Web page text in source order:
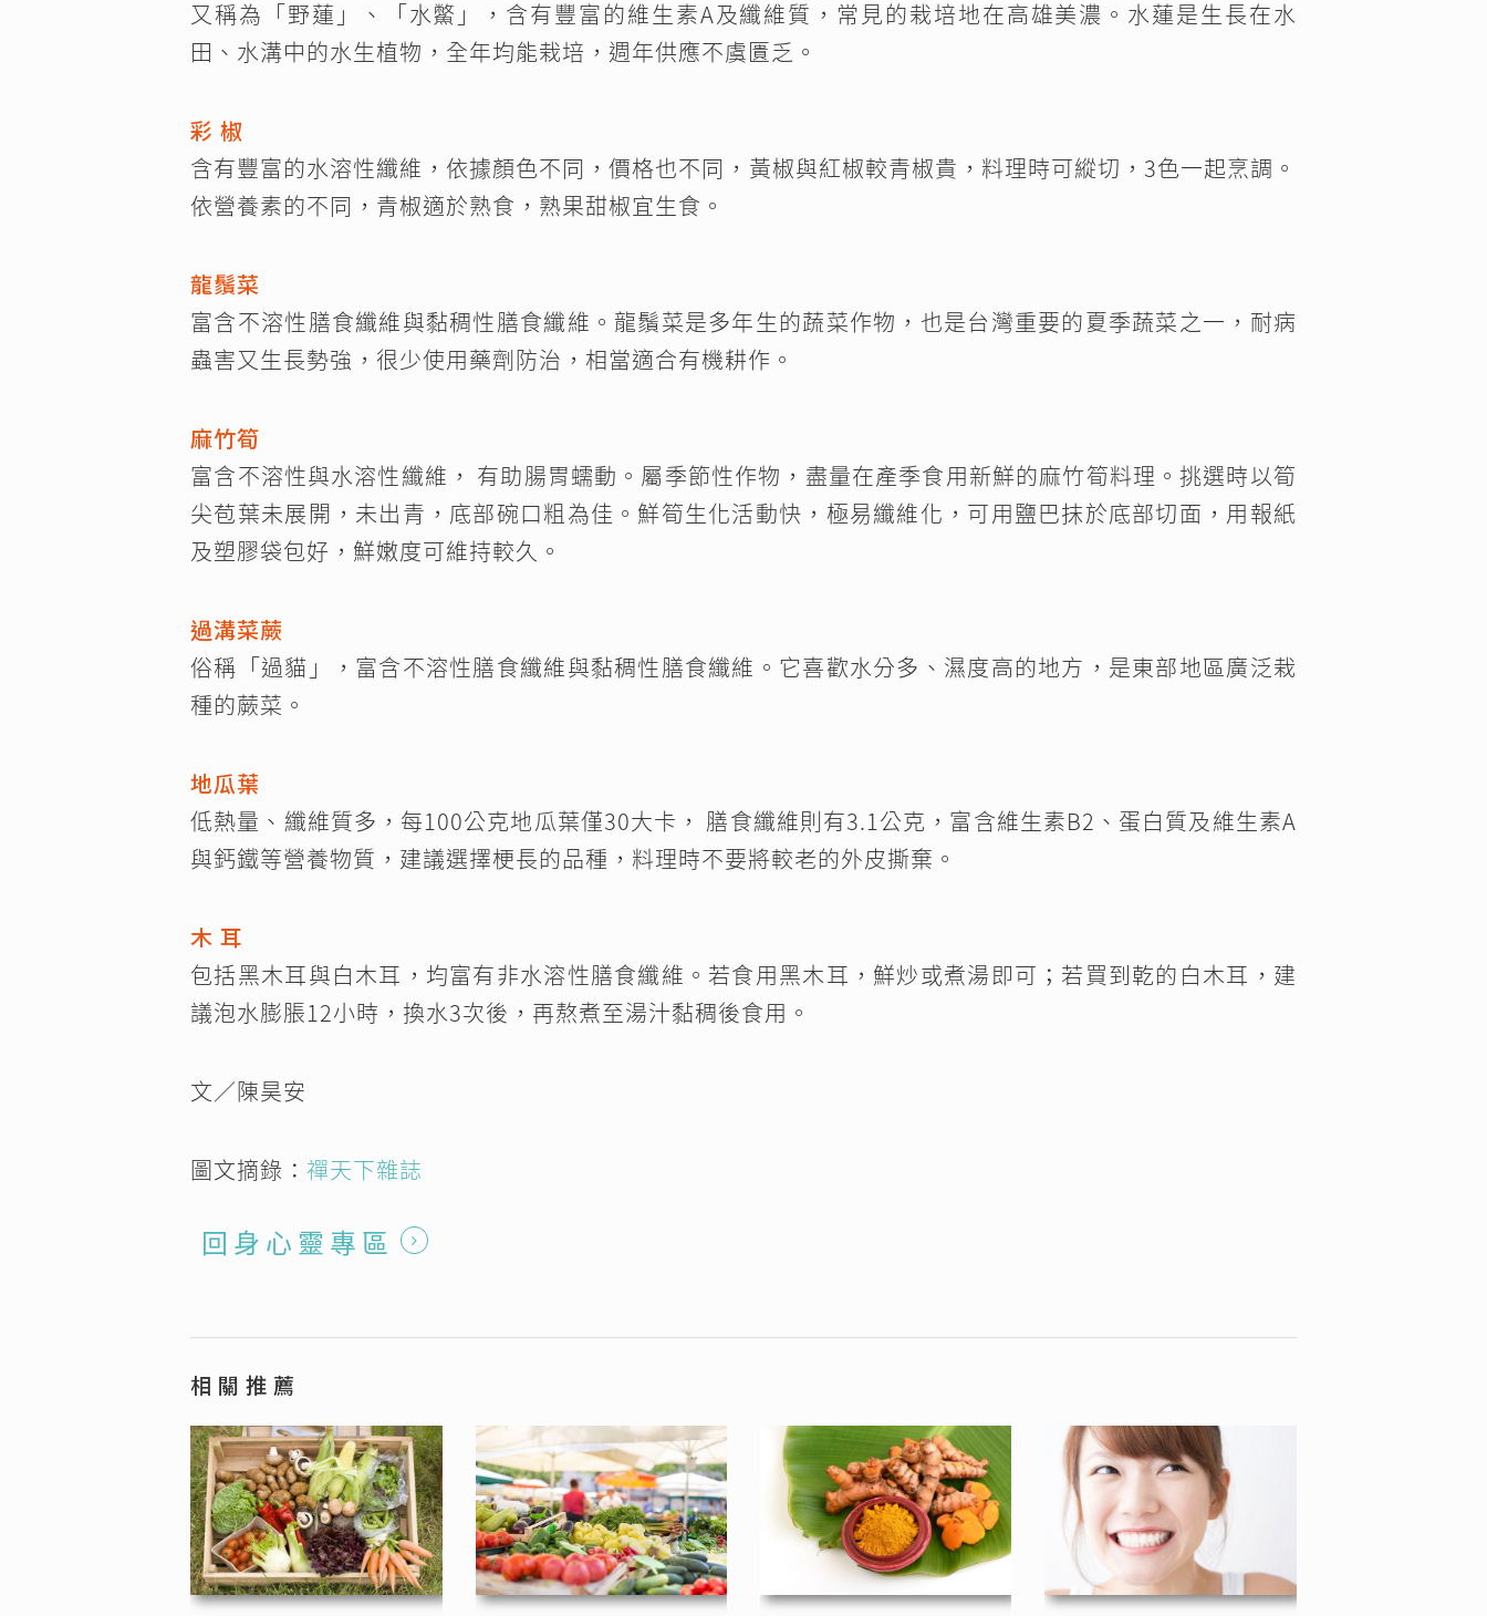
又稱為「野蓮」、「水鱉」，含有豐富的維生素A及纖維質，常見的栽培地在高雄美濃。水蓮是生長在水
田、水溝中的水生植物，全年均能栽培，週年供應不虞匱乏。
彩 椒
含有豐富的水溶性纖維，依據顏色不同，價格也不同，黃椒與紅椒較青椒貴，料理時可縱切，3色一起烹調。
依營養素的不同，青椒適於熟食，熟果甜椒宜生食。
龍鬚菜
富含不溶性膳食纖維與黏稠性膳食纖維。龍鬚菜是多年生的蔬菜作物，也是台灣重要的夏季蔬菜之一，耐病
蟲害又生長勢強，很少使用藥劑防治，相當適合有機耕作。
麻竹筍
富含不溶性與水溶性纖維， 有助腸胃蠕動。屬季節性作物，盡量在產季食用新鮮的麻竹筍料理。挑選時以筍
尖苞葉未展開，未出青，底部碗口粗為佳。鮮筍生化活動快，極易纖維化，可用鹽巴抹於底部切面，用報紙
及塑膠袋包好，鮮嫩度可維持較久。
過溝菜蕨
俗稱「過貓」，富含不溶性膳食纖維與黏稠性膳食纖維。它喜歡水分多、濕度高的地方，是東部地區廣泛栽
種的蕨菜。
地瓜葉
低熱量、纖維質多，每100公克地瓜葉僅30大卡， 膳食纖維則有3.1公克，富含維生素B2、蛋白質及維生素A
與鈣鐵等營養物質，建議選擇梗長的品種，料理時不要將較老的外皮撕棄。
木 耳
包括黑木耳與白木耳，均富有非水溶性膳食纖維。若食用黑木耳，鮮炒或煮湯即可；若買到乾的白木耳，建
議泡水膨脹12小時，換水3次後，再熬煮至湯汁黏稠後食用。
文／陳昊安
圖文摘錄：禪天下雜誌
回 身 心 靈 專 區
相 關 推 薦